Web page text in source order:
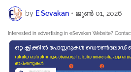
by E Sevakan • ജൂൺ 01, 2026
Interested in advertising in eSevakan Website? Contact